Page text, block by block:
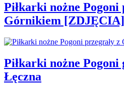
Piłkarki nożne Pogoni
Górnikiem [ZDJĘCIA]
Piłkarki nożne
Łęczna